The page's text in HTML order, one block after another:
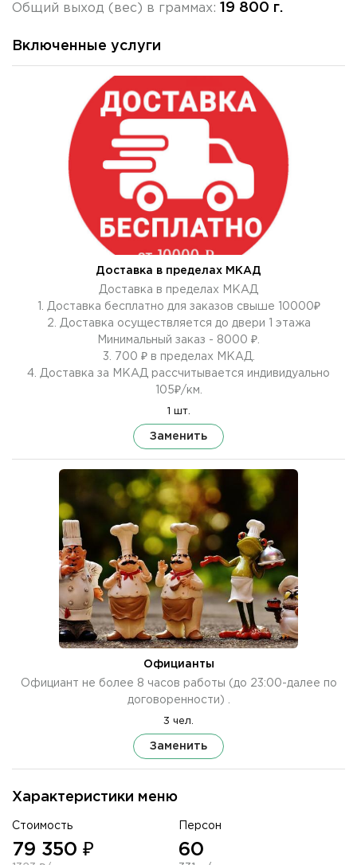
Характеристики меню
Стоимость
79 350 ₽
Персон
60
Общий выход (вес) в граммах: 19 800 г.
Включенные услуги
Доставка в пределах МКАД
Доставка в пределах МКАД
1. Доставка бесплатно для заказов свыше 10000₽
2. Доставка осуществляется до двери 1 этажа
Минимальный заказ - 8000 ₽.
3. 700 ₽ в пределах МКАД.
4. Доставка за МКАД рассчитывается индивидуально
105₽/км.
1 шт.
Заменить
Официанты
Официант не более 8 часов работы (до 23:00-далее по
договоренности) .
3 чел.
Заменить